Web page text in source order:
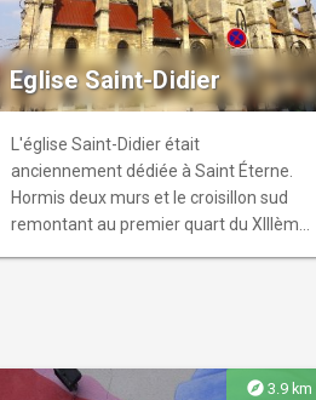
Eglise Saint-Didier
L'église Saint-Didier était
anciennement dédiée à Saint Éterne.
Hormis deux murs et le croisillon sud
remontant au premier quart du XIIIème
explore 3.9 km